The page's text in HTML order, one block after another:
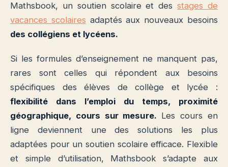
Mathsbook, un soutien scolaire et desstages de
vacances scolaires adaptés aux nouveaux besoins
des collégiens et lycéens.
Si les formules d’enseignement ne manquent pas,
rares sont celles qui répondent aux besoins
spécifiques des élèves de collège et lycée :
flexibilité dans l’emploi du temps, proximité
géographique, cours sur mesure. Les cours en
ligne deviennent une des solutions les plus
adaptées pour un soutien scolaire efficace. Flexible
et simple d’utilisation, Mathsbook s’adapte aux